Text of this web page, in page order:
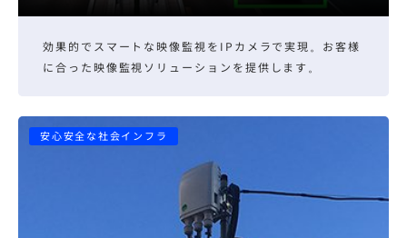
効果的でスマートな映像監視をIPカメラで実現。お客様
に合った映像監視ソリューションを提供します。
安心安全な社会インフラ